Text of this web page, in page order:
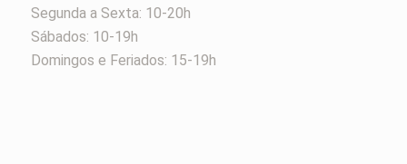
Segunda a Sexta: 10-20h
Sábados: 10-19h
Domingos e Feriados: 15-19h